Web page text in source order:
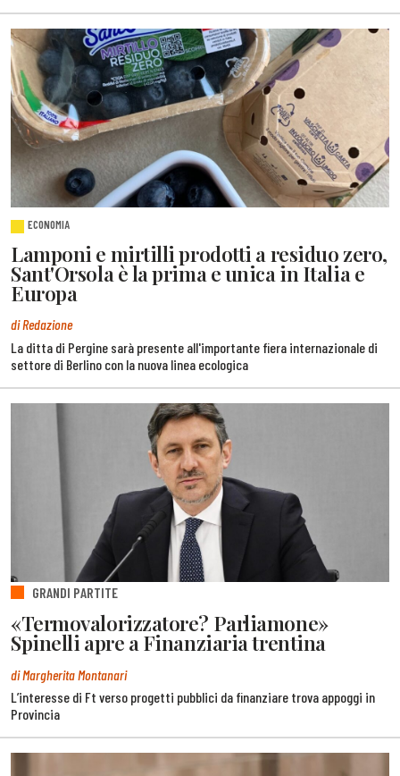
ECONOMIA
Lamponi e mirtilli prodotti a residuo zero,
Sant'Orsola è la prima e unica in Italia e
Europa
di Redazione
La ditta di Pergine sarà presente all'importante fiera internazionale di
settore di Berlino con la nuova linea ecologica
GRANDI PARTITE
«Termovalorizzatore? Parliamone»
Spinelli apre a Finanziaria trentina
di Margherita Montanari
L’interesse di Ft verso progetti pubblici da finanziare trova appoggi in
Provincia